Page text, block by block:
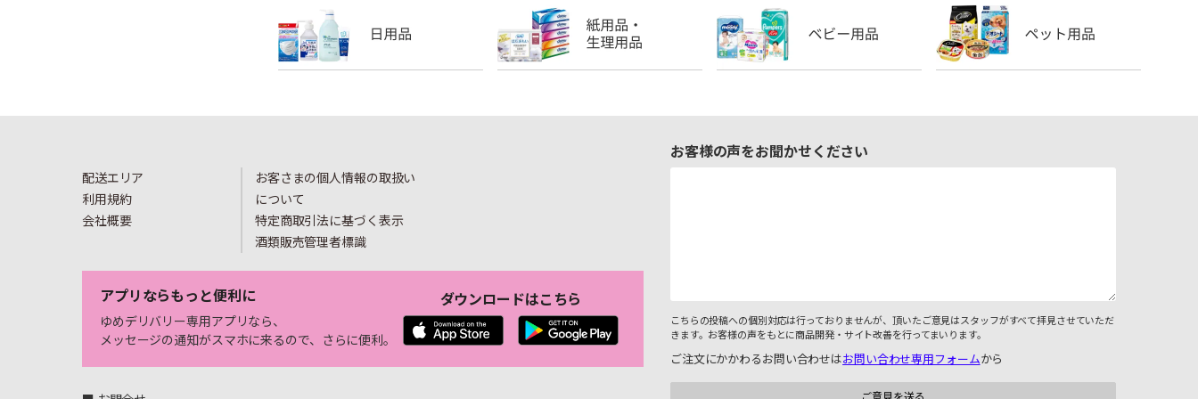
配送エリア
利用規約
会社概要
お客さまの個人情報の取扱い
について
特定商取引法に基づく表示
酒類販売管理者標識
アプリならもっと便利に
ゆめデリバリー専用アプリなら、
メッセージの通知がスマホに来るので、さらに便利。
ダウンロードはこちら
お客様の声をお聞かせください
こちらの投稿への個別対応は行っておりませんが、頂いたご意見はスタッフがすべて拝見させていただ
きます。お客様の声をもとに商品開発・サイト改善を行ってまいります。
ご注文にかかわるお問い合わせはお問い合わせ専用フォームから